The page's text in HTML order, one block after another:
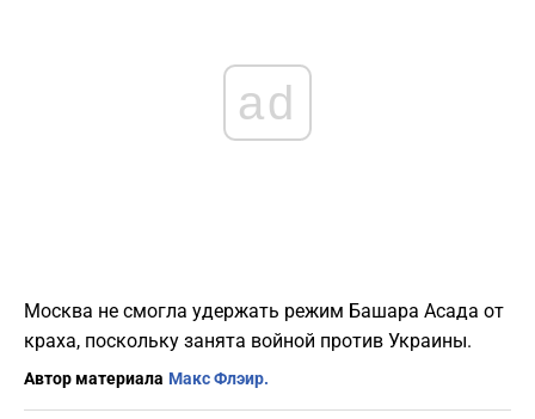
ad
Москва не смогла удержать режим Башара Асада от
краха, поскольку занята войной против Украины.
Автор материала Макс Флэир.